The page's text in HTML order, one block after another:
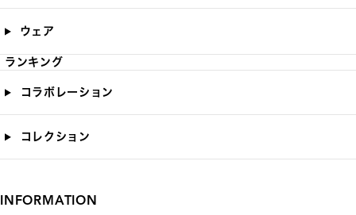
ウェア
ランキング
コラボレーション
コレクション
INFORMATION